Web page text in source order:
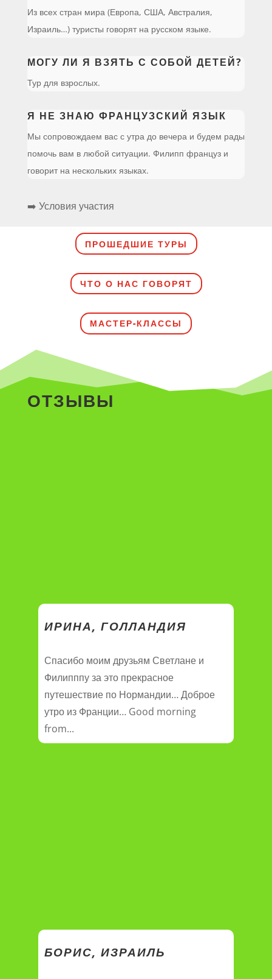
Из всех стран мира (Европа, США, Австралия,
Израиль…) туристы говорят на русском языке.
МОГУ ЛИ Я ВЗЯТЬ С СОБОЙ ДЕТЕЙ?
Тур для взрослых.
Я НЕ ЗНАЮ ФРАНЦУЗСКИЙ ЯЗЫК
Мы сопровождаем вас с утра до вечера и будем рады
помочь вам в любой ситуации. Филипп француз и
говорит на нескольких языках.
➡️ Условия участия
ПРОШЕДШИЕ ТУРЫ
ЧТО О НАС ГОВОРЯТ
МАСТЕР-КЛАССЫ
ОТЗЫВЫ
ИРИНА, ГОЛЛАНДИЯ
Спасибо моим друзьям Светлане и
Филипппу за это прекрасное
путешествие по Нормандии… Доброе
утро из Франции… Good morning
from...
БОРИС, ИЗРАИЛЬ